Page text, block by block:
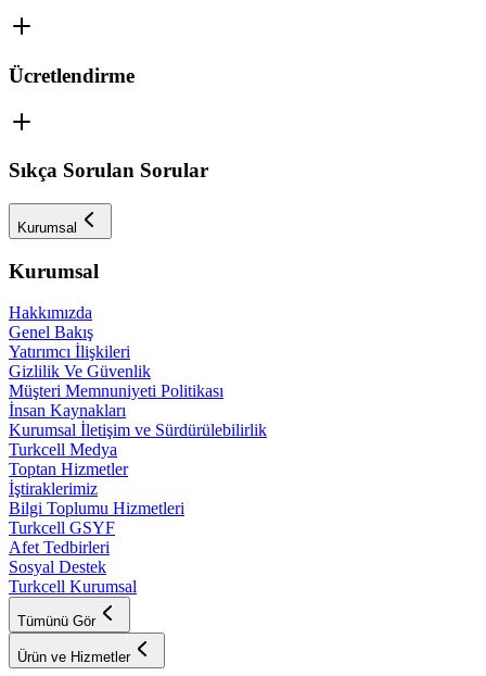
Ücretlendirme
Sıkça Sorulan Sorular
Kurumsal
Kurumsal
Hakkımızda
Genel Bakış
Yatırımcı İlişkileri
Gizlilik Ve Güvenlik
Müşteri Memnuniyeti Politikası
İnsan Kaynakları
Kurumsal İletişim ve Sürdürülebilirlik
Turkcell Medya
Toptan Hizmetler
İştiraklerimiz
Bilgi Toplumu Hizmetleri
Turkcell GSYF
Afet Tedbirleri
Sosyal Destek
Turkcell Kurumsal
Tümünü Gör
Ürün ve Hizmetler